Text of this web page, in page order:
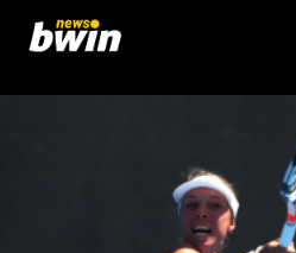
contenuto